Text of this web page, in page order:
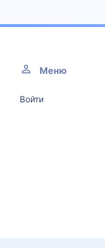
Меню
Войти